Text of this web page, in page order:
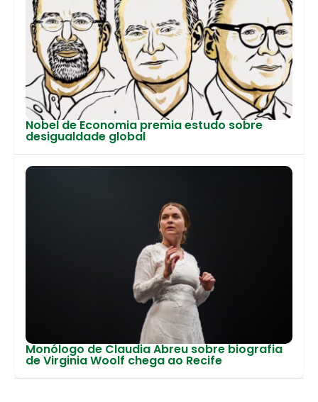
Nobel de Economia premia estudo sobre
desigualdade global
Monólogo de Claudia Abreu sobre biografia
de Virginia Woolf chega ao Recife